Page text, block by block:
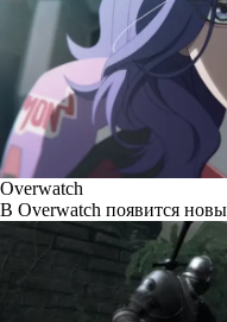
Overwatch
В Overwatch появится